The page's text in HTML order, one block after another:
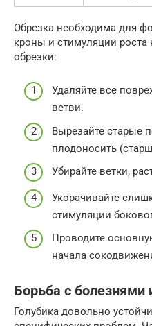
Обрезка необходима для
кроны и стимуляции
обрезки:
Удаляйте все
ветви.
Вырезайте старые
плодоносить
Убирайте ветки,
Укорачивайте
стимуляции
Проводите
начала
Борьба с болезнями
Голубика довольно